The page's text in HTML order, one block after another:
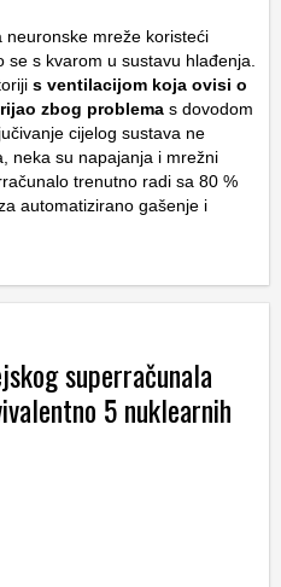
neuronske mreže koristeći
se s kvarom u sustavu hlađenja.
s ventilacijom koja ovisi o
zbog problema s dovodom
cijelog sustava ne
neka su napajanja i mrežni
trenutno radi sa 80 %
automatizirano gašenje i
superračunala
5 nuklearnih